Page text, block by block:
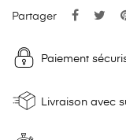
Partager
Paiement
Livraison avec